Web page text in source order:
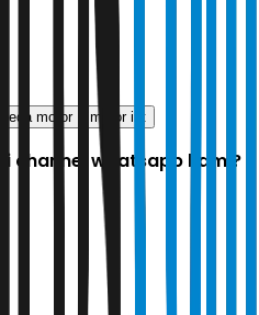
motor motor irit
channel whatsapp kami?